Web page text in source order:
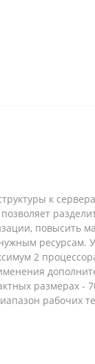
к
повысить
ресурсам.
2
размерах -
рабочих